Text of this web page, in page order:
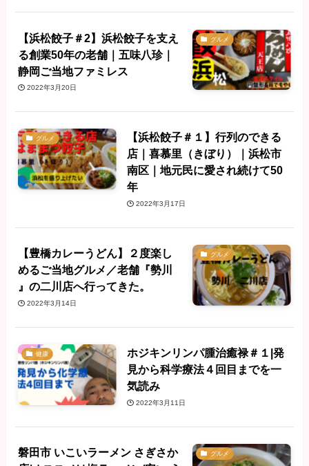
グルメ
【浜松餃子＃2】浜松餃子を支え
る創業50年の老舗｜五味八珍｜
静岡ご当地ファミレス
2022年3月20日
グルメ
【浜松餃子＃１】行列のできる
店｜喜慕里（きぼり）｜浜松市
南区｜地元民に愛され続けて50
年
2022年3月17日
グルメ
【豊橋カレーうどん】２度楽し
めるご当地グルメ／老舗『勢川
』の二川店へ行ってきた。
2022年3月14日
健康
ホジキンリンパ腫治癒禄＃１|発
見から科学療法４回目までを一
気読み
2022年3月11日
グルメ
磐田市 いこいラーメン さぎさか